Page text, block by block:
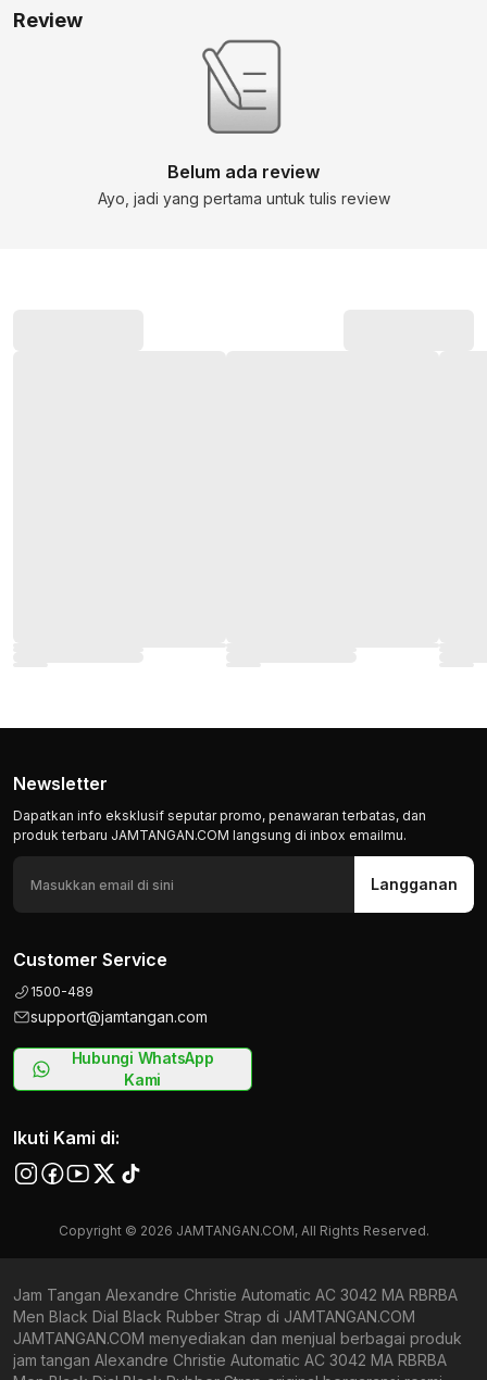
Newsletter
Dapatkan info eksklusif seputar promo, penawaran terbatas, dan
produk terbaru JAMTANGAN.COM langsung di inbox emailmu.
Langganan
Customer Service
1500-489
support@jamtangan.com
Hubungi WhatsApp
Kami
Ikuti Kami di:
Copyright © 2026 JAMTANGAN.COM, All Rights Reserved.
Jam Tangan Alexandre Christie Automatic AC 3042 MA RBRBA
Men Black Dial Black Rubber Strap di JAMTANGAN.COM
JAMTANGAN.COM menyediakan dan menjual berbagai produk
jam tangan Alexandre Christie Automatic AC 3042 MA RBRBA
Review
Belum ada review
Ayo, jadi yang pertama untuk tulis review